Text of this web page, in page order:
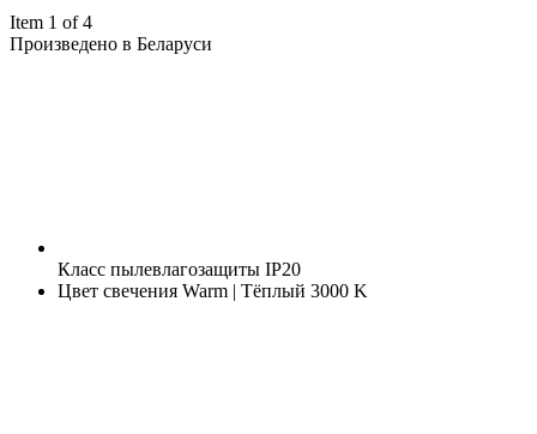
Item 1 of 4
Произведено в Беларуси
Класс пылевлагозащиты IP20
Цвет свечения Warm | Тёплый 3000 K